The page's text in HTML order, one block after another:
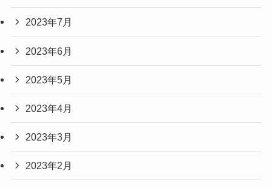
2023年7月
2023年6月
2023年5月
2023年4月
2023年3月
2023年2月